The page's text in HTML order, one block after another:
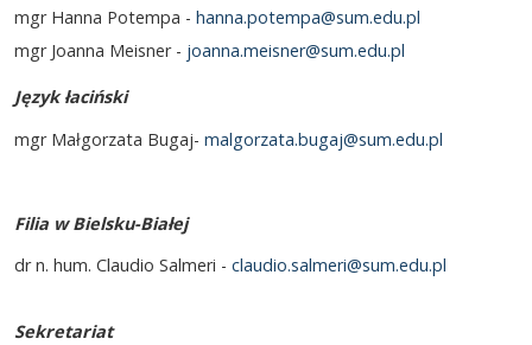
mgr Hanna Potempa - hanna.potempa@sum.edu.pl
mgr Joanna Meisner - joanna.meisner@sum.edu.pl
Język łaciński
mgr Małgorzata Bugaj- malgorzata.bugaj@sum.edu.pl
Filia w Bielsku-Białej
dr n. hum. Claudio Salmeri - claudio.salmeri@sum.edu.pl
Sekretariat